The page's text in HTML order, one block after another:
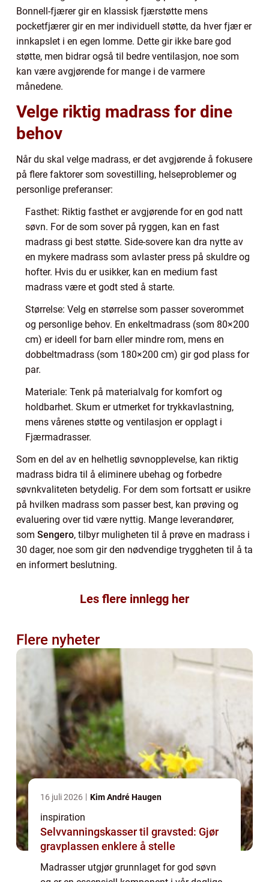
Bonnell-fjærer gir en klassisk fjærstøtte mens
pocketfjærer gir en mer individuell støtte, da hver fjær er
innkapslet i en egen lomme. Dette gir ikke bare god
støtte, men bidrar også til bedre ventilasjon, noe som
kan være avgjørende for mange i de varmere
månedene.
Velge riktig madrass for dine
behov
Når du skal velge madrass, er det avgjørende å fokusere
på flere faktorer som sovestilling, helseproblemer og
personlige preferanser:
Fasthet: Riktig fasthet er avgjørende for en god natt
søvn. For de som sover på ryggen, kan en fast
madrass gi best støtte. Side-sovere kan dra nytte av
en mykere madrass som avlaster press på skuldre og
hofter. Hvis du er usikker, kan en medium fast
madrass være et godt sted å starte.
Størrelse: Velg en størrelse som passer soverommet
og personlige behov. En enkeltmadrass (som 80×200
cm) er ideell for barn eller mindre rom, mens en
dobbeltmadrass (som 180×200 cm) gir god plass for
par.
Materiale: Tenk på materialvalg for komfort og
holdbarhet. Skum er utmerket for trykkavlastning,
mens vårenes støtte og ventilasjon er opplagt i
Fjærmadrasser.
Som en del av en helhetlig søvnopplevelse, kan riktig
madrass bidra til å eliminere ubehag og forbedre
søvnkvaliteten betydelig. For dem som fortsatt er usikre
på hvilken madrass som passer best, kan prøving og
evaluering over tid være nyttig. Mange leverandører,
som Sengero, tilbyr muligheten til å prøve en madrass i
30 dager, noe som gir den nødvendige tryggheten til å ta
en informert beslutning.
Les flere innlegg her
Flere nyheter
16 juli 2026 Kim André Haugen
inspiration
Selvvanningskasser til gravsted: Gjør
gravplassen enklere å stelle
Madrasser utgjør grunnlaget for god søvn